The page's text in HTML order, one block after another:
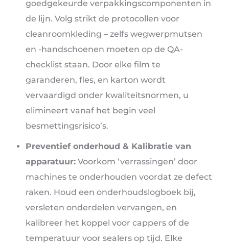
goedgekeurde verpakkingscomponenten in
de lijn. Volg strikt de protocollen voor
cleanroomkleding – zelfs wegwerpmutsen
en -handschoenen moeten op de QA-
checklist staan. Door elke film te
garanderen, fles, en karton wordt
vervaardigd onder kwaliteitsnormen, u
elimineert vanaf het begin veel
besmettingsrisico’s.
Preventief onderhoud & Kalibratie van
apparatuur: Voorkom ‘verrassingen’ door
machines te onderhouden voordat ze defect
raken. Houd een onderhoudslogboek bij,
versleten onderdelen vervangen, en
kalibreer het koppel voor cappers of de
temperatuur voor sealers op tijd. Elke